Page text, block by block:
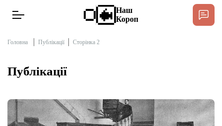
Новини
Інтерв’ю
Наш
Короп
Головна Публікації Сторінка 2
Публікації